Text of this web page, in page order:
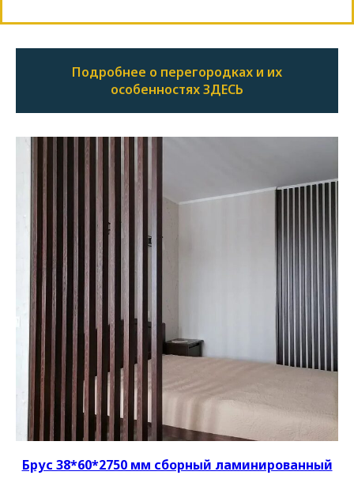
Подробнее о перегородках и их
особенностях ЗДЕСЬ
Брус 38*60*2750 мм сборный ламинированный